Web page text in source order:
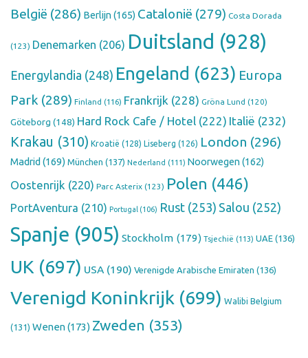
België (286) Berlijn(165) Catalonië (279) Costa Dorada
(123) Denemarken (206) Duitsland (928)
Energylandia (248) Engeland (623) Europa
Park (289) Finland (116) Frankrijk (228) Gröna Lund (120)
Göteborg (148) Hard Rock Cafe / Hotel (222) Italië (232)
Krakau (310) Kroatië (128) Liseberg (126) London (296)
Madrid (169) München (137) Nederland (111) Noorwegen (162)
Oostenrijk (220) Parc Asterix (123) Polen (446)
PortAventura (210) Portugal (106) Rust (253) Salou (252)
Spanje (905) Stockholm (179) Tsjechië (113) UAE (136)
UK (697) USA (190) Verenigde Arabische Emiraten (136)
Verenigd Koninkrijk (699) Walibi Belgium
(131) Wenen(173) Zweden (353)